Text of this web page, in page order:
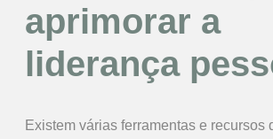
aprimorar a
liderança
Existem várias ferramentas e recursos